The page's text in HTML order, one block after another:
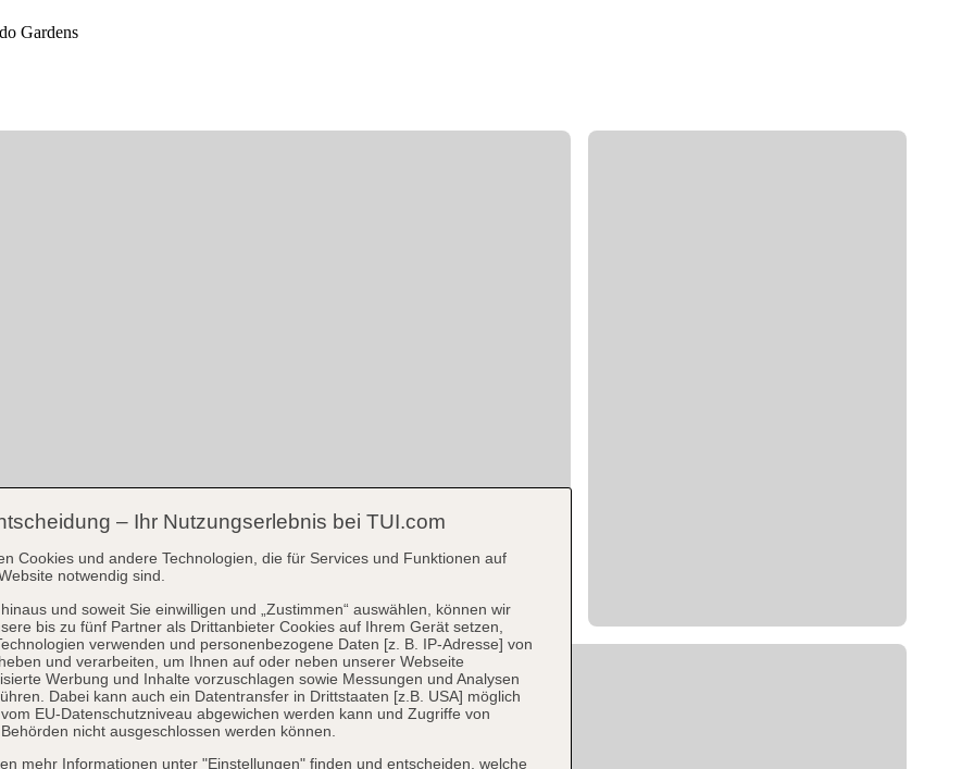
– Ihr Nutzungserlebnis bei TUI.com
Cookies und andere Technologien, die für Services und Funktionen auf
notwendig sind.
und soweit Sie einwilligen und „Zustimmen“ auswählen, können wir
bis zu fünf Partner als Drittanbieter Cookies auf Ihrem Gerät setzen,
verwenden und personenbezogene Daten [z. B. IP-Adresse] von
und verarbeiten, um Ihnen auf oder neben unserer Webseite
Werbung und Inhalte vorzuschlagen sowie Messungen und Analysen
Dabei kann auch ein Datentransfer in Drittstaaten [z.B. USA] möglich
EU-Datenschutzniveau abgewichen werden kann und Zugriffe von
nicht ausgeschlossen werden können.
mehr Informationen unter "Einstellungen" finden und entscheiden, welche